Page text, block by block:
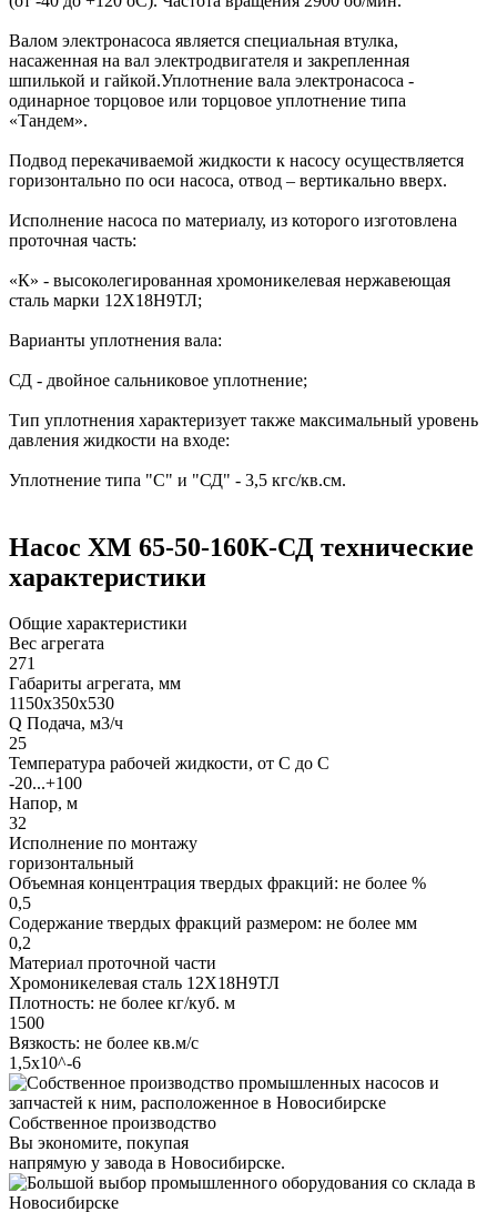
Валом электронасоса является специальная втулка,
насаженная на вал электродвигателя и закрепленная
шпилькой и гайкой.Уплотнение вала электронасоса -
одинарное торцовое или торцовое уплотнение типа
«Тандем».
Подвод перекачиваемой жидкости к насосу осуществляется
горизонтально по оси насоса, отвод – вертикально вверх.
Исполнение насоса по материалу, из которого изготовлена
проточная часть:
«К» - высоколегированная хромоникелевая нержавеющая
сталь марки 12Х18Н9ТЛ;
Варианты уплотнения вала:
СД - двойное сальниковое уплотнение;
Тип уплотнения характеризует также максимальный уровень
давления жидкости на входе:
Уплотнение типа "С" и "СД" - 3,5 кгс/кв.см.
Насос ХМ 65-50-160К-СД технические
характеристики
Общие характеристики
Вес агрегата
271
Габариты агрегата, мм
1150х350х530
Q Подача, м3/ч
25
Температура рабочей жидкости, от С до С
-20...+100
Напор, м
32
Исполнение по монтажу
горизонтальный
Объемная концентрация твердых фракций: не более %
0,5
Содержание твердых фракций размером: не более мм
0,2
Материал проточной части
Хромоникелевая сталь 12Х18Н9ТЛ
Плотность: не более кг/куб. м
1500
Вязкость: не более кв.м/с
1,5х10^-6
Собственное производство
Вы экономите, покупая
напрямую у завода в Новосибирске.